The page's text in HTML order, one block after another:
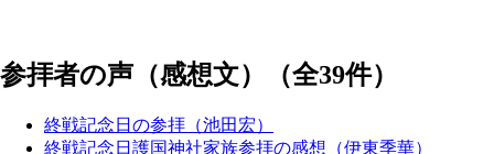
参拝者の声（感想文）（全39件）
終戦記念日の参拝（池田宏）
終戦記念日護国神社家族参拝の感想（伊東季華）